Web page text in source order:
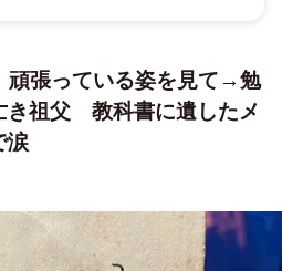
頑張っている姿を見て→勉
き祖父 教科書に遺したメ
涙